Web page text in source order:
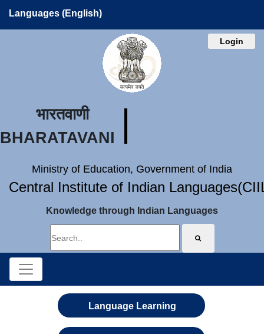
Languages (English)
Login
भारतवाणी
BHARATAVANI
Ministry of Education, Government of India
Central Institute of Indian
Knowledge through Indian Languages
Language Learning